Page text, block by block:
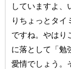
していますよ、
りちょっとタイ
ですね。やはり
に落として「勉
愛情でしょう。